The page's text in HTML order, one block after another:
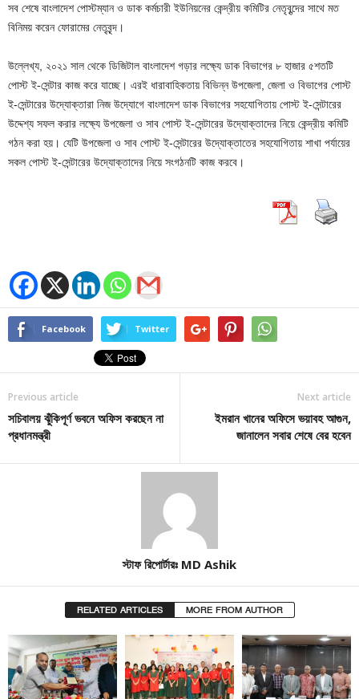
সব শেষে বাংলাদেশ পোস্টম্যান ও ডাক কর্মচারী ইউনিয়নের কেন্দ্রীয় কমিটির নেতৃবৃন্দের সাথে মত
বিনিময় করেন ফোরামের নেতৃবৃন্দ।
উল্লেখ্য, ২০২১ সাল থেকে ডিজিটাল বাংলাদেশ গড়ার লক্ষ্যে ডাক বিভাগের ৮ হাজার ৫শতটি
পোস্ট ই-সেন্টার কাজ করে যাচ্ছে। এরই ধারাবাহিকতায় বিভিন্ন উপজেলা, জেলা ও বিভাগের পোস্ট
ই-সেন্টারের উদ্যোক্তারা নিজ উদ্যোগে বাংলাদেশ ডাক বিভাগের সহযোগিতায় পোস্ট ই-সেন্টারের
উদ্দেশ্য সফল করার লক্ষ্যে উপজেলা ও সাব পোস্ট ই-সেন্টারের উদ্যোক্তাদের নিয়ে কেন্দ্রীয় কমিটি
গঠন করা হয়। যেটি উপজেলা ও সাব পোস্ট ই-সেন্টারের উদ্যোক্তাতের সহযোগিতায় শাখা পর্যায়ের
সকল পোস্ট ই-সেন্টারের উদ্যোক্তাদের নিয়ে সংগঠনটি কাজ করবে।
Facebook Twitter
Previous article
সচিবালয় ঝুঁকিপূর্ণ ভবনে অফিস করছেন না
প্রধানমন্ত্রী
Next article
ইমরান খানের অফিসে ভয়াবহ আগুন,
জানালেন সবার শেষে বের হবেন
স্টাফ রিপোর্টারঃ MD Ashik
RELATED ARTICLES MORE FROM AUTHOR